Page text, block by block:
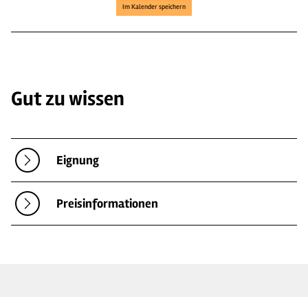
Im Kalender speichern
Gut zu wissen
Eignung
Preisinformationen